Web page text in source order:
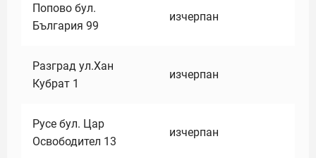
Попово бул.
България 99
изчерпан
Разград ул.Хан
Кубрат 1
изчерпан
Русе бул. Цар
Освободител 13
изчерпан